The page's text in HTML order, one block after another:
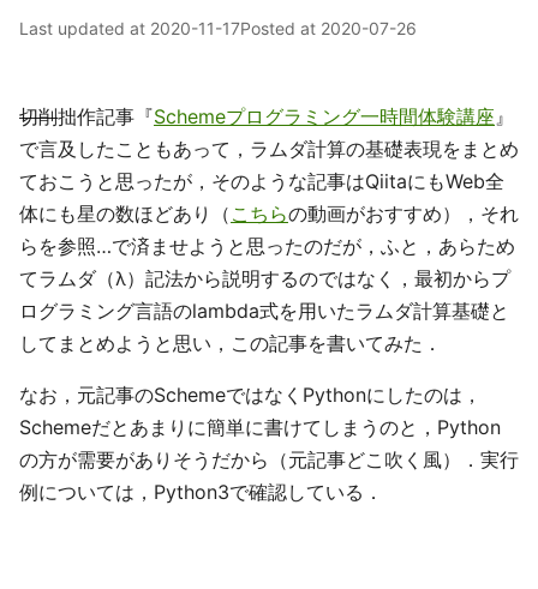
Last updated at 2020-11-17Posted at 2020-07-26
切削拙作記事『Schemeプログラミング一時間体験講座』
で言及したこともあって，ラムダ計算の基礎表現をまとめ
ておこうと思ったが，そのような記事はQiitaにもWeb全
体にも星の数ほどあり（ こちらの動画がおすすめ），それ
らを参照…で済ませようと思ったのだが，ふと，あらため
てラムダ（λ）記法から説明するのではなく，最初からプ
ログラミング言語のlambda式を用いたラムダ計算基礎と
してまとめようと思い，この記事を書いてみた．
なお，元記事のSchemeではなくPythonにしたのは，
Schemeだとあまりに簡単に書けてしまうのと，Python
の方が需要がありそうだから（元記事どこ吹く風）．実行
例については，Python3で確認している．